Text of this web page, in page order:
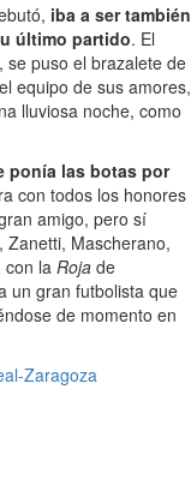
iba a ser también
último partido. El
se puso el brazalete de
equipo de sus amores,
lluviosa noche, como
ponía las botas por
con todos los honores
amigo, pero sí
Zanetti, Mascherano,
con la Roja de
un gran futbolista que
de momento en
Zaragoza